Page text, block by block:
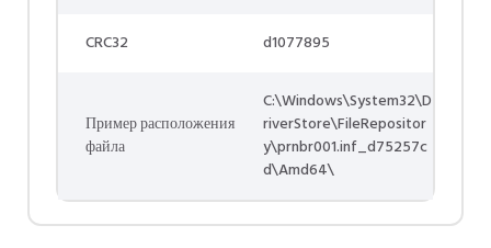
CRC32 d1077895
Пример расположения
файла
C:\Windows\System32\D
riverStore\FileRepositor
y\prnbr001.inf_d75257c
d\Amd64\